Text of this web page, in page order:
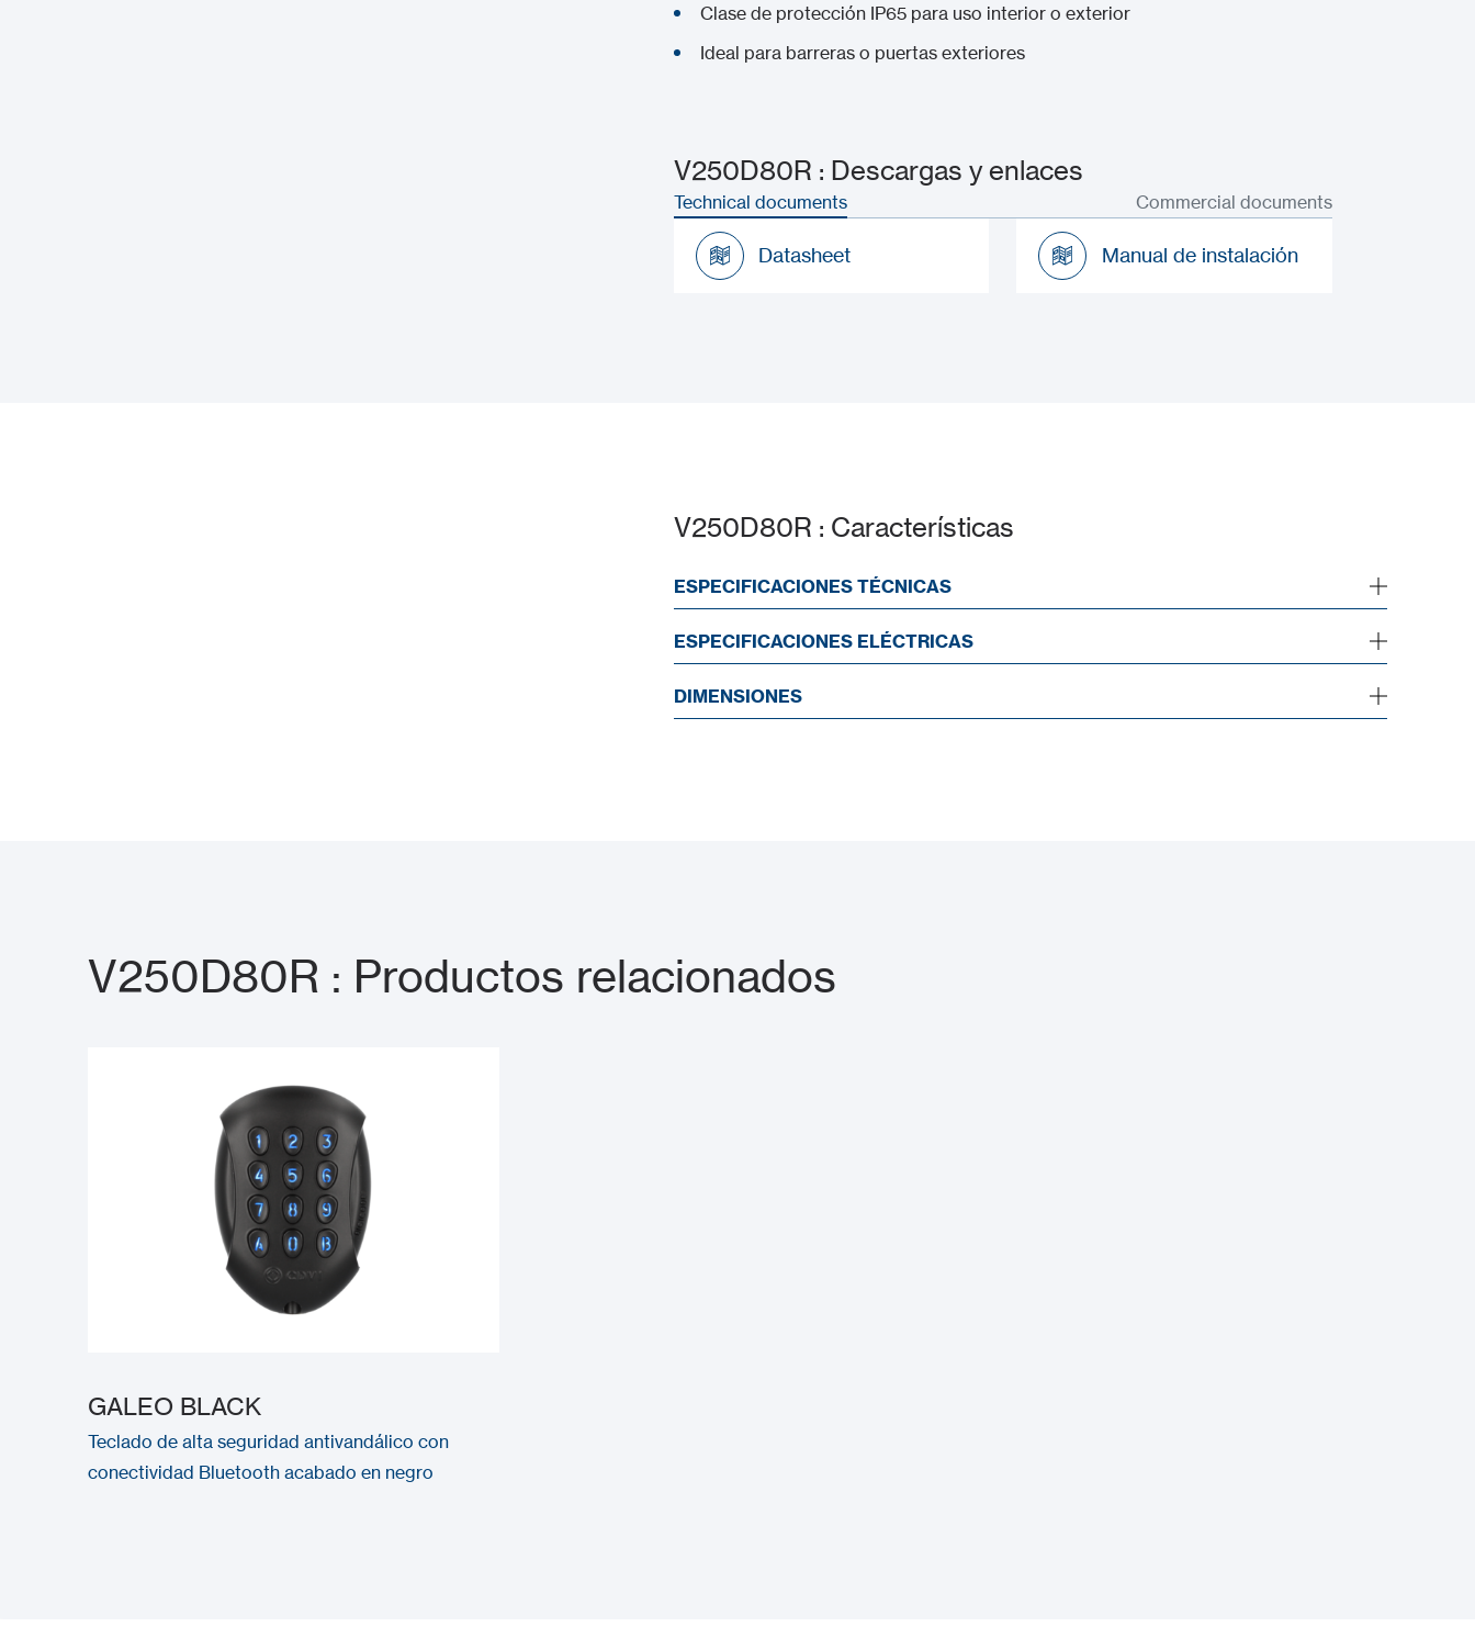
Clase de protección IP65 para uso interior o exterior
Ideal para barreras o puertas exteriores
V250D80R : Descargas y enlaces
Technical documents Commercial documents
Datasheet Manual de instalación
V250D80R : Características
ESPECIFICACIONES TÉCNICAS
ESPECIFICACIONES ELÉCTRICAS
DIMENSIONES
V250D80R : Productos relacionados
GALEO BLACK
Teclado de alta seguridad antivandálico con
conectividad Bluetooth acabado en negro